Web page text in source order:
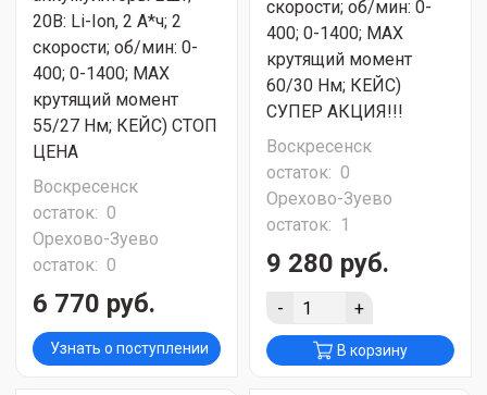
20В: Li-Ion, 2 А*ч; 2
скорости; об/мин: 0-
400; 0-1400; МАХ
крутящий момент
55/27 Нм; КЕЙС) СТОП
ЦЕНА
Воскресенск
остаток: 0
Орехово-Зуево
остаток: 0
6 770 руб.
Узнать о поступлении
скорости; об/мин: 0-
400; 0-1400; МАХ
крутящий момент
60/30 Нм; КЕЙС)
СУПЕР АКЦИЯ!!!
Воскресенск
остаток: 0
Орехово-Зуево
остаток: 1
9 280 руб.
- +
В корзину